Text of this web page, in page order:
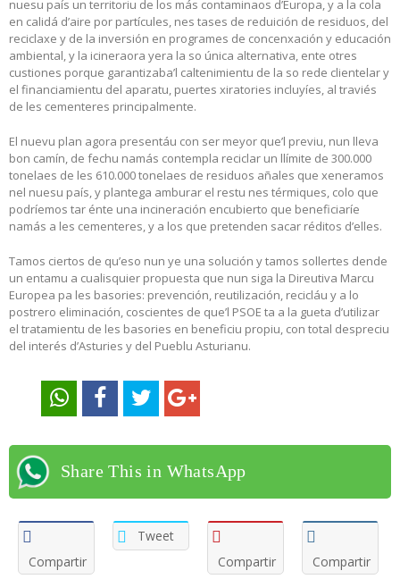
nuesu país un territoriu de los más contaminaos d’Europa, y a la cola
en calidá d’aire por partícules, nes tases de reduición de residuos, del
reciclaxe y de la inversión en programes de concenxación y educación
ambiental, y la icineraora yera la so única alternativa, ente otres
custiones porque garantizaba’l caltenimientu de la so rede clientelar y
el financiamientu del aparatu, puertes xiratories incluyíes, al traviés
de les cementeres principalmente.
El nuevu plan agora presentáu con ser meyor que’l previu, nun lleva
bon camín, de fechu namás contempla reciclar un llímite de 300.000
tonelaes de les 610.000 tonelaes de residuos añales que xeneramos
nel nuesu país, y plantega amburar el restu nes térmiques, colo que
podríemos tar énte una incineración encubierto que beneficiaríe
namás a les cementeres, y a los que pretenden sacar réditos d’elles.
Tamos ciertos de qu’eso nun ye una solución y tamos sollertes dende
un entamu a cualisquier propuesta que nun siga la Direutiva Marcu
Europea pa les basories: prevención, reutilización, recicláu y a lo
postrero eliminación, coscientes de que’l PSOE ta a la gueta d’utilizar
el tratamientu de les basories en beneficiu propiu, con total despreciu
del interés d’Asturies y del Pueblu Asturianu.
Share This in WhatsApp
Compartir
Tweet
Compartir
Compartir